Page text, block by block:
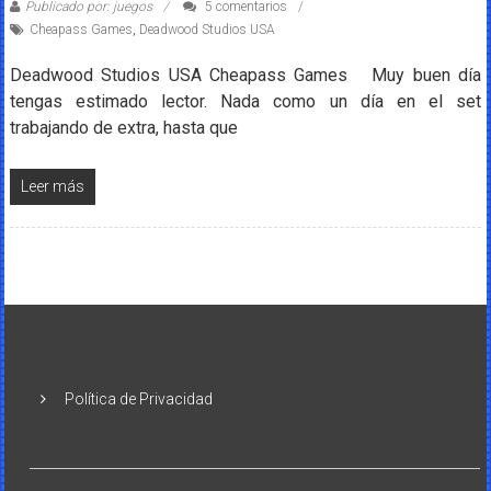
Publicado por: juegos
5 comentarios
Cheapass Games, Deadwood Studios USA
Deadwood Studios USA Cheapass Games Muy buen día
tengas estimado lector. Nada como un día en el set
trabajando de extra, hasta que
Leer más
Política de Privacidad